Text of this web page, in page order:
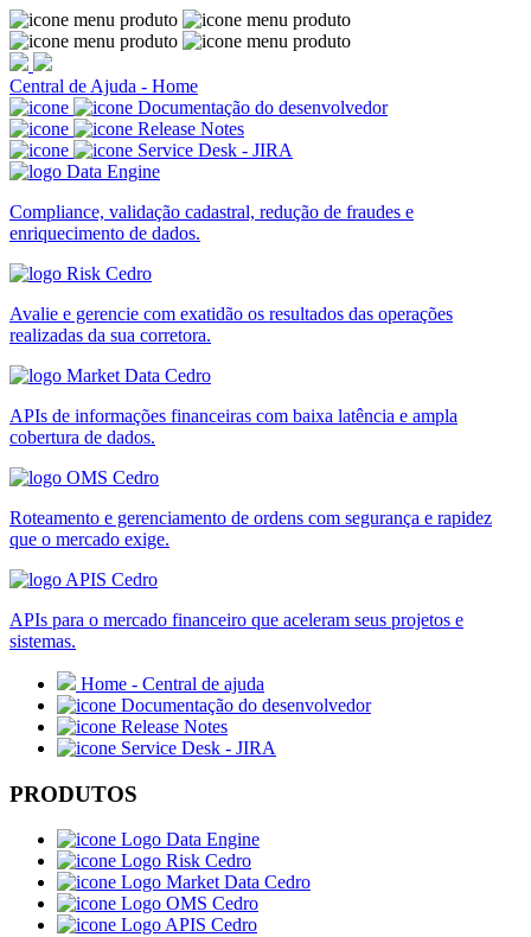
Central de Ajuda - Home
Documentação do desenvolvedor
Release Notes
Service Desk - JIRA
Compliance, validação cadastral, redução de fraudes e
enriquecimento de dados.
Avalie e gerencie com exatidão os resultados das operações
realizadas da sua corretora.
APIs de informações financeiras com baixa latência e ampla
cobertura de dados.
Roteamento e gerenciamento de ordens com segurança e rapidez
que o mercado exige.
APIs para o mercado financeiro que aceleram seus projetos e
sistemas.
Home - Central de ajuda
Documentação do desenvolvedor
Release Notes
Service Desk - JIRA
PRODUTOS
Data Engine
Risk Cedro
Market Data Cedro
OMS Cedro
APIS Cedro